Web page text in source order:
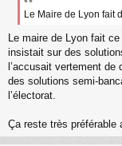
a
g
e
o
n
l
Le Maire de Lyon fait
Le maire de Lyon fait
insistait sur des
l’accusait vertement de
des solutions semi-
l’électorat.
Ça reste très préférable